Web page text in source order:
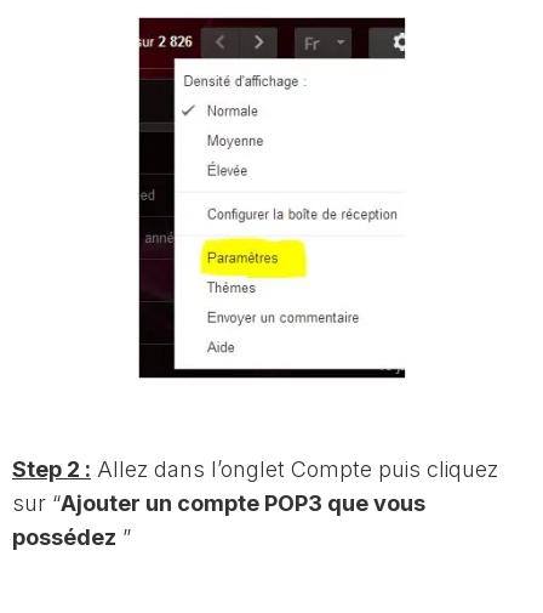
Step 2 : Allez dans l’onglet Compte puis cliquez
sur “Ajouter un compte POP3 que vous
possédez ”